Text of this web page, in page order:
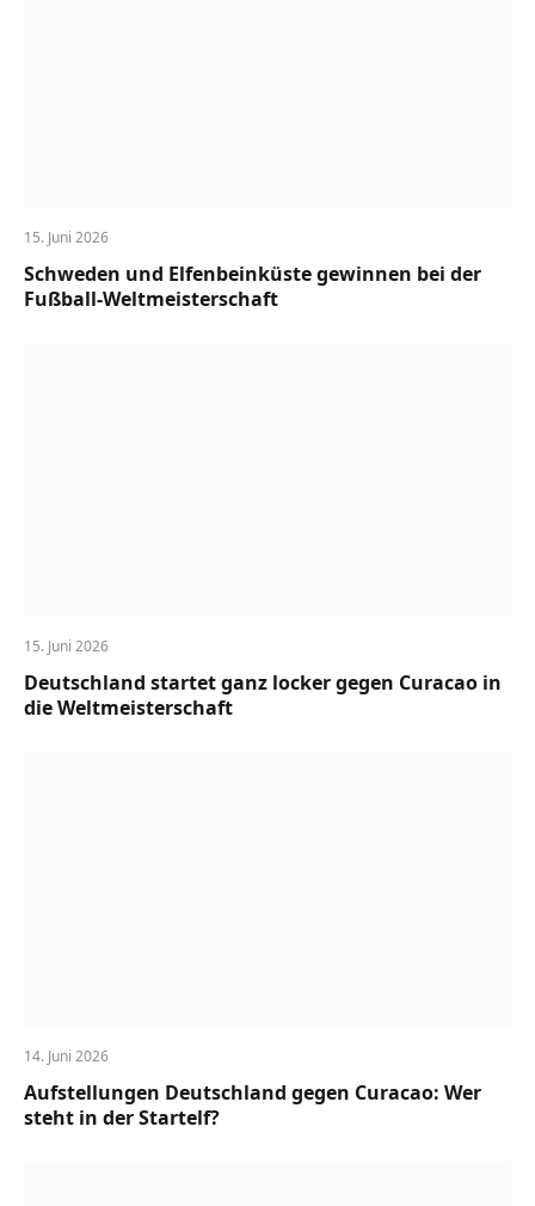
15. Juni 2026
Schweden und Elfenbeinküste gewinnen bei der
Fußball-Weltmeisterschaft
15. Juni 2026
Deutschland startet ganz locker gegen Curacao in
die Weltmeisterschaft
14. Juni 2026
Aufstellungen Deutschland gegen Curacao: Wer
steht in der Startelf?